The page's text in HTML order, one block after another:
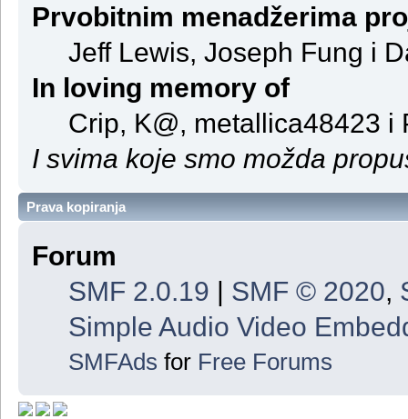
Prvobitnim menadžerima
Jeff Lewis, Joseph Fung i
In loving memory of
Crip, K@, metallica48423 i
I svima koje smo možda
Prava kopiranja
Forum
SMF 2.0.19 | SMF © 2020,
Simple Audio Video
SMFAds for Free Forums